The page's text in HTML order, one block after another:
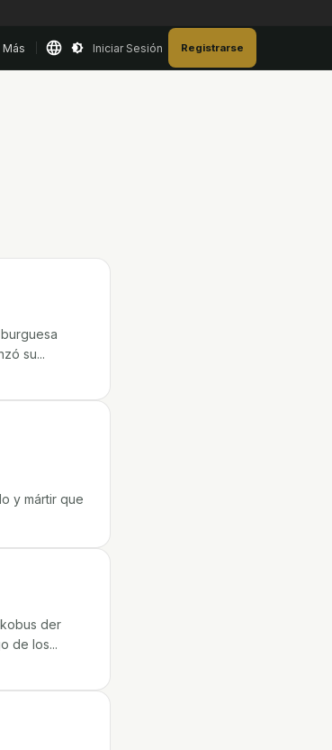
Más Iniciar Sesión Registrarse
su...
y mártir que
der
de los...